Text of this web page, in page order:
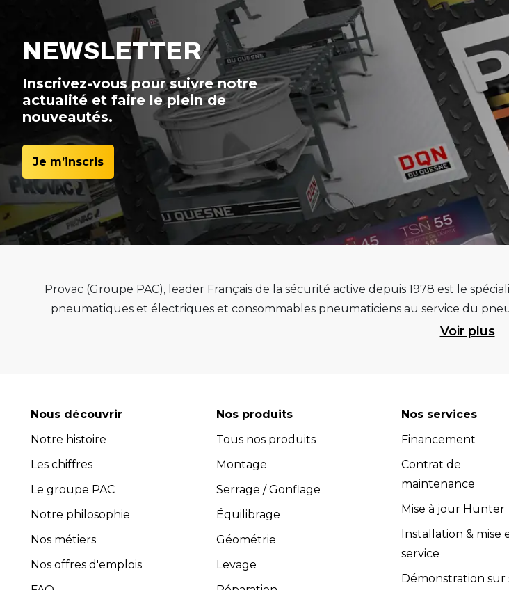
NEWSLETTER
Inscrivez-vous pour suivre notre
actualité et faire le plein de
nouveautés.
Je m’inscris
Provac (Groupe PAC), leader Français de la sécurité active depuis 1978 est le
pneumatiques et électriques et consommables pneumaticiens au service du
de qualité, de pérennité et d’avance technologique pour
optimiser l'efficacité et la productivité de votre atelier. Retrouvez une sélection
Avec plus de 45 ans d’expérience, PROVAC dispose d’un service après-
l’installation et la maintenance des équipements (contrats de maintenance,
composée de professionnels expérimentés et compétents dans le domaine de
guider dans le choix des équipements les plus adaptés à vos besoins
fournir un soutien technique et
Provac accorde une grande
Toutes les activités, y compris l’installation et la maintenance, sont
Voir plus
Nous découvrir
Notre histoire
Les chiffres
Le groupe PAC
Notre philosophie
Nos métiers
Nos offres d'emplois
Nos produits
Tous nos produits
Montage
Serrage / Gonflage
Équilibrage
Géométrie
Levage
Nos services
Financement
Contrat de
maintenance
Mise à jour Hunter
Installation & mise
service
Démonstration sur